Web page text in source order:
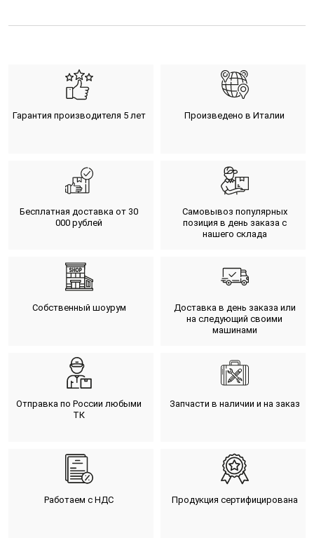
Гарантия производителя 5 лет Произведено в Италии
Бесплатная доставка от 30
000 рублей
Самовывоз популярных
позиция в день заказа с
нашего склада
Собственный шоурум
Доставка в день заказа или
на следующий своими
машинами
Отправка по России любыми
ТК
Запчасти в наличии и на заказ
Работаем с НДС Продукция сертифицирована